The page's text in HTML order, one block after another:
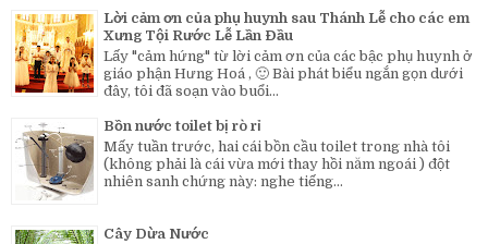
Lời cảm ơn của phụ huynh sau Thánh Lễ cho các em
Xưng Tội Rước Lễ Lần Đầu
Lấy "cảm hứng" từ lời cảm ơn của các bậc phụ huynh ở
giáo phận Hưng Hoá , 🙂 Bài phát biểu ngắn gọn dưới
đây, tôi đã soạn vào buổi...
Bồn nước toilet bị rò rỉ
Mấy tuần trước, hai cái bồn cầu toilet trong nhà tôi
(không phải là cái vừa mới thay hồi năm ngoái ) đột
nhiên sanh chứng này: nghe tiếng...
Cây Dừa Nước